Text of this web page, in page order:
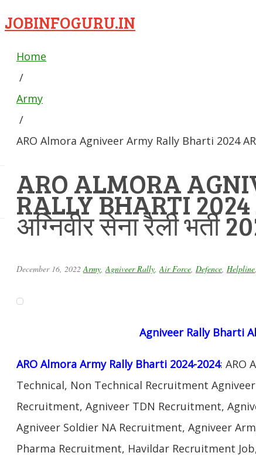
JOBINFOGURU.IN
Home
/
Army
/
ARO Almora Agniveer Army Rally Bharti 2024 ARO
ARO ALMORA
RALLY BHARTI 2024
अग्निवीर सेना रैली भर्ती
December 16, 2022 Army Agniveer Rally Air Force Defence Helpline
Agniveer Rally Bharti
ARO Almora Army Rally Bharti 2024-2024: ARO
Technical, Non Technical Recruitment
Recruitment, Agniveer TDN Recruitment,
Agniveer Soldier NA Recruitment, Agniveer
Pharma Recruitment, Havildar Recruitment